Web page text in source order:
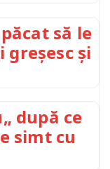
să le
greșesc și
după ce
simt cu